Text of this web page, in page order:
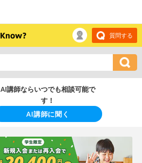
質問する
AI講師ならいつでも相談可能で
す！
AI講師に聞く